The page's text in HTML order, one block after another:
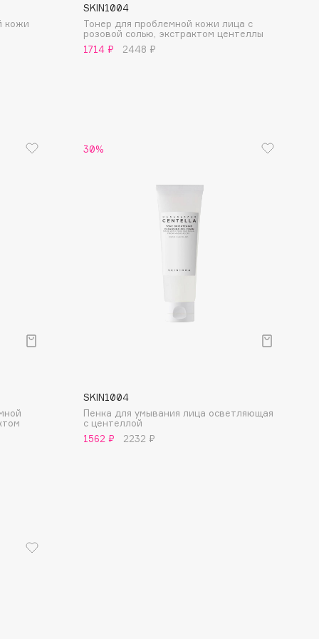
кожи
SKIN1004
Тонер для проблемной кожи лица с
розовой солью, экстрактом центеллы
1714 ₽
2448 ₽
30%
SKIN1004
Пенка для умывания лица осветляющая
с центеллой
1562 ₽
2232 ₽